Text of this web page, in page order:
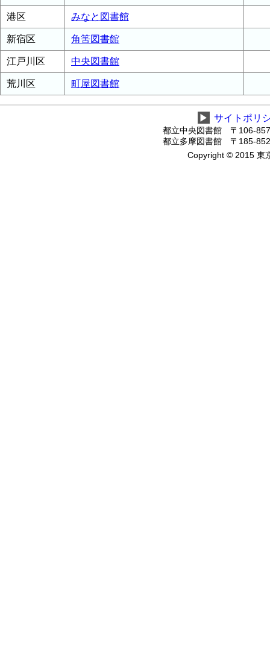
港区 みなと図書館
新宿区 角筈図書館
江戸川区 中央図書館
荒川区 町屋図書館
▶ サイトポリ
都立中央図書館 〒106-
都立多摩図書館 〒185-
Copyright © 2015 東